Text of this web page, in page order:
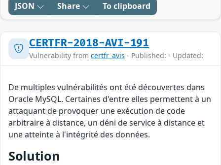
JSON Share To clipboard
CERTFR-2018-AVI-191
Vulnerability from certfr_avis - Published: - Updated:
De multiples vulnérabilités ont été découvertes dans
Oracle MySQL. Certaines d'entre elles permettent à un
attaquant de provoquer une exécution de code
arbitraire à distance, un déni de service à distance et
une atteinte à l'intégrité des données.
Solution